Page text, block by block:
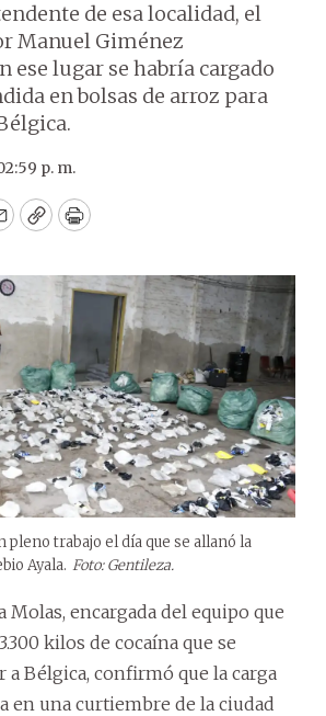
de esa localidad, el
Manuel Giménez
ese lugar se habría cargado
en bolsas de arroz para
p. m.
CopyPrint
pleno trabajo el día que se allanó la
Ayala. Foto: Gentileza.
Molas, encargada del equipo que
kilos de cocaína que se
a Bélgica, confirmó que la carga
en una curtiembre de la ciudad